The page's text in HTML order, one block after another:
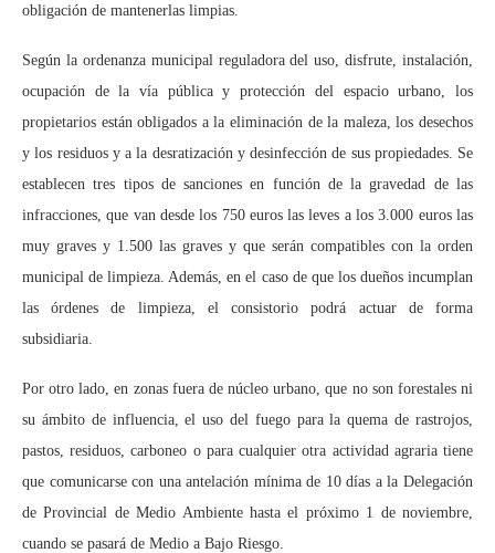
obligación de mantenerlas limpias.
Según la ordenanza municipal reguladora del uso, disfrute, instalación,
ocupación de la vía pública y protección del espacio urbano, los
propietarios están obligados a la eliminación de la maleza, los desechos
y los residuos y a la desratización y desinfección de sus propiedades. Se
establecen tres tipos de sanciones en función de la gravedad de las
infracciones, que van desde los 750 euros las leves a los 3.000 euros las
muy graves y 1.500 las graves y que serán compatibles con la orden
municipal de limpieza. Además, en el caso de que los dueños incumplan
las órdenes de limpieza, el consistorio podrá actuar de forma
subsidiaria.
Por otro lado, en zonas fuera de núcleo urbano, que no son forestales ni
su ámbito de influencia, el uso del fuego para la quema de rastrojos,
pastos, residuos, carboneo o para cualquier otra actividad agraria tiene
que comunicarse con una antelación mínima de 10 días a la Delegación
de Provincial de Medio Ambiente hasta el próximo 1 de noviembre,
cuando se pasará de Medio a Bajo Riesgo.